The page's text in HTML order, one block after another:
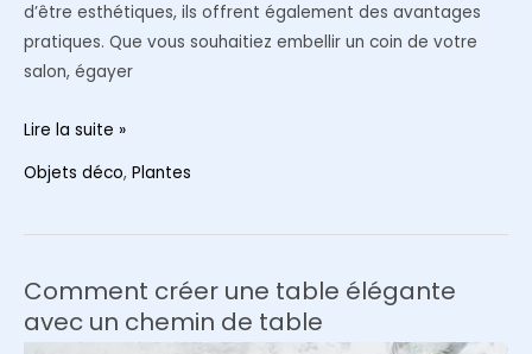
d’être esthétiques, ils offrent également des avantages
pratiques. Que vous souhaitiez embellir un coin de votre
salon, égayer
Ajoutez
touche
à
maison
Lire la suite »
Objets déco, Plantes
Comment créer une table élégante
avec un chemin de table